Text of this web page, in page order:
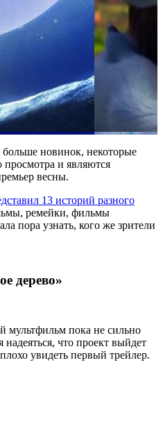
больше новинок, некоторые
просмотра и являются
весны.
13 историй разного
ремейки, фильмы
пора узнать, кого же зрители
дерево»
мультфильм пока не сильно
надеяться, что проект выйдет
увидеть первый трейлер.